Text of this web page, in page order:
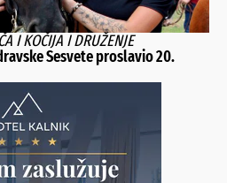
I KOČIJA I DRUŽENJE
Sesvete proslavio 20.